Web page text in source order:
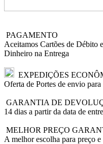
PAGAMENTO
Aceitamos Cartões de Débito
Dinheiro na Entrega
EXPEDIÇÕES
Oferta de Portes de envio
GARANTIA DE
14 dias a partir da data de
MELHOR PREÇO
A melhor escolha para preço